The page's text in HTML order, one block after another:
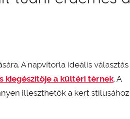
A napvitorla ideális választás
kiegészítője a kültéri térnek. A
illeszthetők a kert stílusához